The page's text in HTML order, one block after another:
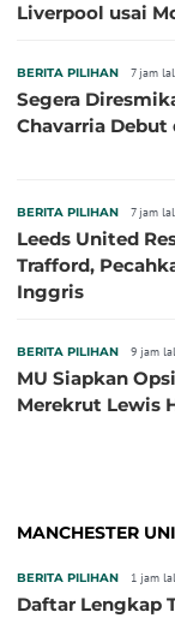
Liverpool usai
BERITA PILIHAN 7 jam
Segera
Chavarria Debut
BERITA PILIHAN 7 jam
Leeds United
Trafford,
Inggris
BERITA PILIHAN 9 jam
MU Siapkan
Merekrut Lewis
MANCHESTER
BERITA PILIHAN 1 jam
Daftar Lengkap